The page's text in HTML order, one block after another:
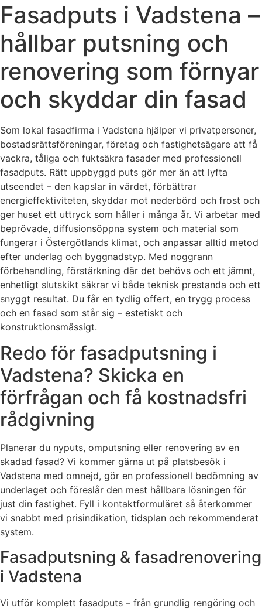
Fasadputs i Vadstena –
hållbar putsning och
renovering som förnyar
och skyddar din fasad
Som lokal fasadfirma i Vadstena hjälper vi privatpersoner,
bostadsrättsföreningar, företag och fastighetsägare att få
vackra, tåliga och fuktsäkra fasader med professionell
fasadputs. Rätt uppbyggd puts gör mer än att lyfta
utseendet – den kapslar in värdet, förbättrar
energieffektiviteten, skyddar mot nederbörd och frost och
ger huset ett uttryck som håller i många år. Vi arbetar med
beprövade, diffusionsöppna system och material som
fungerar i Östergötlands klimat, och anpassar alltid metod
efter underlag och byggnadstyp. Med noggrann
förbehandling, förstärkning där det behövs och ett jämnt,
enhetligt slutskikt säkrar vi både teknisk prestanda och ett
snyggt resultat. Du får en tydlig offert, en trygg process
och en fasad som står sig – estetiskt och
konstruktionsmässigt.
Redo för fasadputsning i
Vadstena? Skicka en
förfrågan och få kostnadsfri
rådgivning
Planerar du nyputs, omputsning eller renovering av en
skadad fasad? Vi kommer gärna ut på platsbesök i
Vadstena med omnejd, gör en professionell bedömning av
underlaget och föreslår den mest hållbara lösningen för
just din fastighet. Fyll i kontaktformuläret så återkommer
vi snabbt med prisindikation, tidsplan och rekommenderat
system.
Fasadputsning & fasadrenovering
i Vadstena
Vi utför komplett fasadputs – från grundlig rengöring och